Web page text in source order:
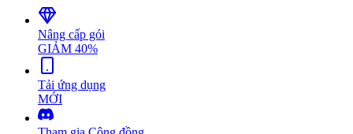
Nâng cấp gói
GIẢM 40%
Tải ứng dụng
MỚI